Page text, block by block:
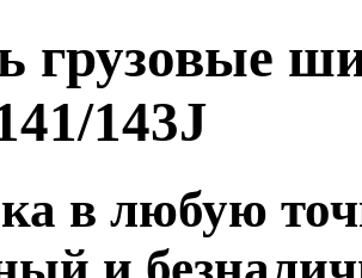
грузовые
143J
в любую